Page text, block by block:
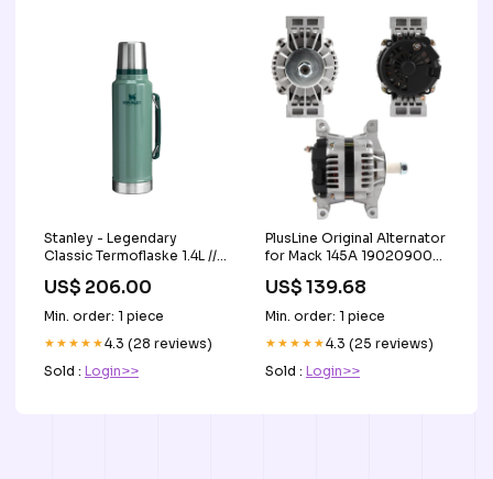
Stanley - Legendary
Classic Termoflaske 1.4L //
Militærbælter
US$ 206.00
Min. order: 1 piece
★★★★★4.3 (28 reviews)
Sold : Login>>
PlusLine Original Alternator
for Mack 145A 19020900+
US$ 139.68
Min. order: 1 piece
★★★★★4.3 (25 reviews)
Sold : Login>>